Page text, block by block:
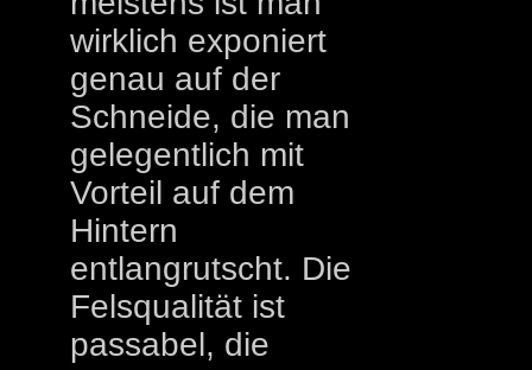
wirklich exponiert
genau auf der
Schneide, die man
gelegentlich mit
Vorteil auf dem
Hintern
entlangrutscht. Die
Felsqualität ist
passabel, die